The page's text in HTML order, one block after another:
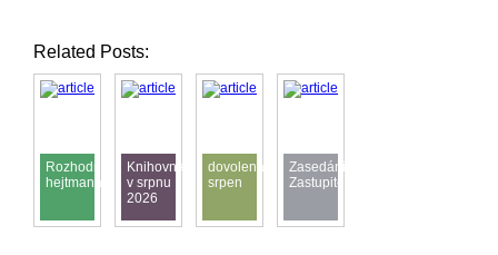
Related Posts:
Rozhodnutí
hejtmana
Knihovna
v srpnu
2026
dovolená
srpen
Zasedání
Zastupitelstva